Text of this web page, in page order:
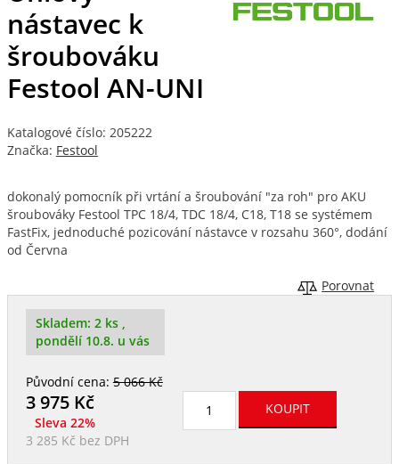
nástavec k
šroubováku
Festool AN-UNI
Katalogové číslo: 205222
Značka: Festool
dokonalý pomocník při vrtání a šroubování "za roh" pro AKU
šroubováky Festool TPC 18/4, TDC 18/4, C18, T18 se systémem
FastFix, jednoduché pozicování nástavce v rozsahu 360°, dodání
od Června
Porovnat
Skladem: 2 ks ,
pondělí 10.8. u vás
Původní cena:5 066 Kč
3 975Kč
Sleva 22%
3 285 Kč bez DPH